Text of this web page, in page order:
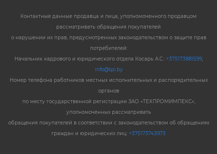
Контактные данные продавца и лица, уполномоченного продавцом
рассматривать обращения покупателей
о нарушении их прав, предусмотренных законодательством о защите прав
потребителей:
Начальник кадрового и юридического отдела Косарь А.С.: +375173881599,
info@tpi.by
Номер телефона работников местных исполнительных и распорядительных
органов
по месту государственной регистрации ЗАО «ТЕХПРОМИМПЕКС»,
уполномоченных рассматривать
обращения покупателей в соответствии с законодательством об обращениях
граждан и юридических лиц: +375173743973